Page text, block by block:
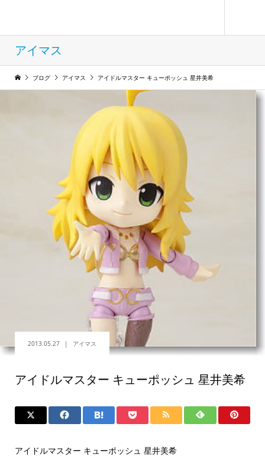
アイマス
ブログ アイマス アイドルマスター キューポッシュ 星井美希
2013.05.27 アイマス
アイドルマスター キューポッシュ 星井美希
アイドルマスター キューポッシュ 星井美希